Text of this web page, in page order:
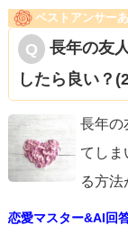
ベストアンサー
長年の友
したら良い？
長年の
てしま
る方法
恋愛マスター&AI回